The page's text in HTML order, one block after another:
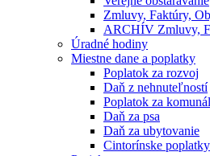
Zmluvy, Faktúry,
ARCHÍV Zmluvy,
Úradné hodiny
Miestne dane a poplatky
Poplatok za rozvoj
Daň z nehnuteľností
Poplatok za
Daň za psa
Daň za ubytovanie
Cintorínske poplatky